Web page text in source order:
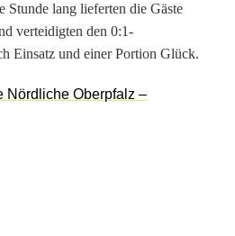
Stunde lang lieferten die Gäste
verteidigten den 0:1-
Einsatz und einer Portion Glück.